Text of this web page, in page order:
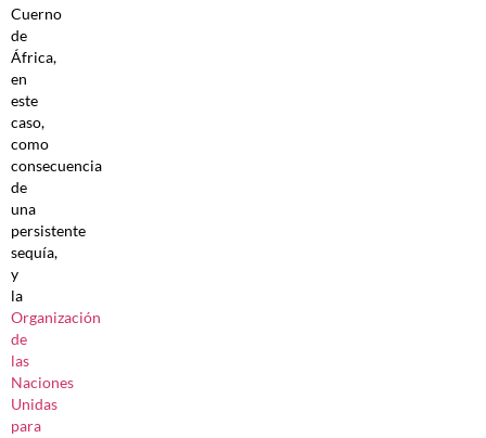
Cuerno
de
África,
en
este
caso,
como
consecuencia
de
una
persistente
sequía,
y
la
Organización
de
las
Naciones
Unidas
para